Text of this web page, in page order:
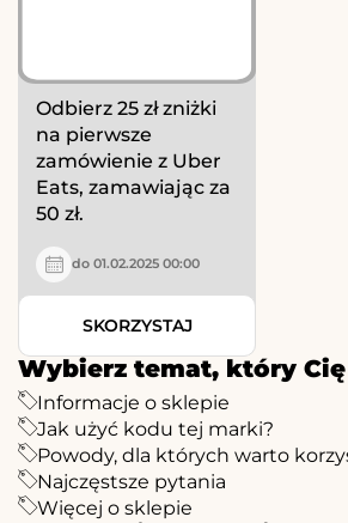
Wybierz temat, który
Informacje o sklepie
Jak użyć kodu tej marki?
Powody, dla których warto
Najczęstsze pytania
Więcej o sklepie
Odbierz 25 zł zniżki
na pierwsze
zamówienie z Uber
Eats, zamawiając za
50 zł.
do 01.02.2025 00:00
SKORZYSTAJ